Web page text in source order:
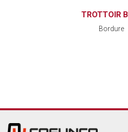
TROTTOIR
Bordure